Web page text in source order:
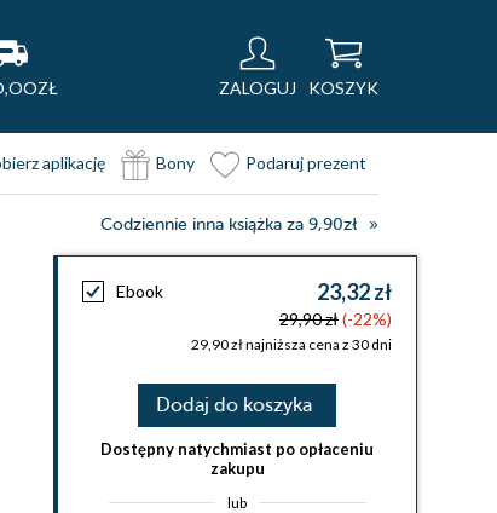
ZALOGUJ KOSZYK
aplikację Bony Podaruj prezent
Codziennie inna książka za 9,90zł
Ebook 23,32 zł
29,90 zł(-22%)
29,90 zł najniższa cena z 30 dni
Dodaj do koszyka
Dostępny natychmiast po opłaceniu
zakupu
lub